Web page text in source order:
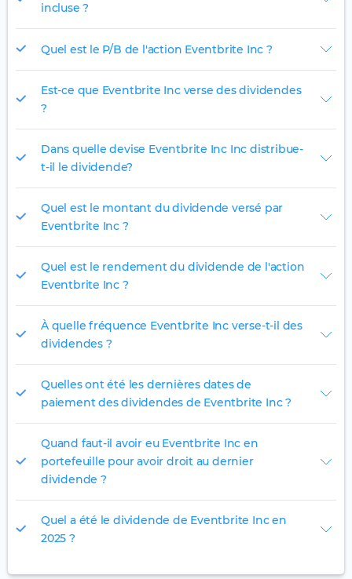
incluse ?
Quel est le P/B de l'action Eventbrite Inc ?
Est-ce que Eventbrite Inc verse des dividendes
?
Dans quelle devise Eventbrite Inc Inc distribue-
t-il le dividende?
Quel est le montant du dividende versé par
Eventbrite Inc ?
Quel est le rendement du dividende de l'action
Eventbrite Inc ?
À quelle fréquence Eventbrite Inc verse-t-il des
dividendes ?
Quelles ont été les dernières dates de
paiement des dividendes de Eventbrite Inc ?
Quand faut-il avoir eu Eventbrite Inc en
portefeuille pour avoir droit au dernier
dividende ?
Quel a été le dividende de Eventbrite Inc en
2025 ?